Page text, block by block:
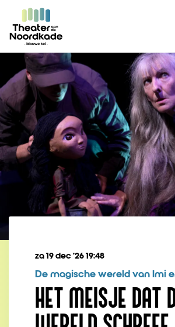
HET MEISJE DAT
De magische wereld van Imi
za 19 dec ’2619:48